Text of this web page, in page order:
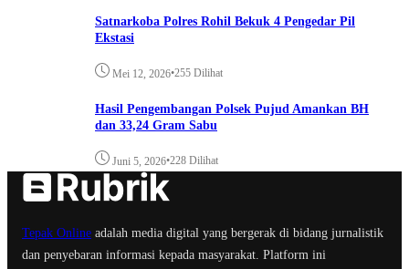
Satnarkoba Polres Rohil Bekuk 4 Pengedar Pil
Ekstasi
Mei 12, 2026•255 Dilihat
Hasil Pengembangan Polsek Pujud Amankan BH
dan 33,24 Gram Sabu
Juni 5, 2026•228 Dilihat
Tepak Online adalah media digital yang bergerak di bidang jurnalistik
dan penyebaran informasi kepada masyarakat. Platform ini